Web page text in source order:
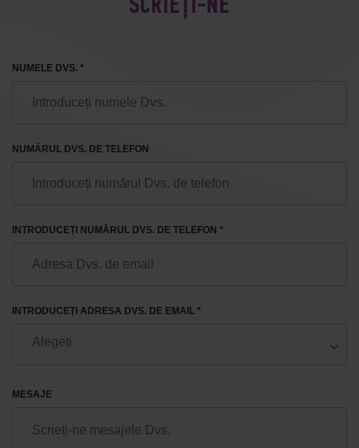
SCRIEȚI-NE
NUMELE DVS. *
NUMĂRUL DVS. DE TELEFON
INTRODUCEȚI NUMĂRUL DVS. DE TELEFON *
INTRODUCEȚI ADRESA DVS. DE EMAIL *
MESAJE